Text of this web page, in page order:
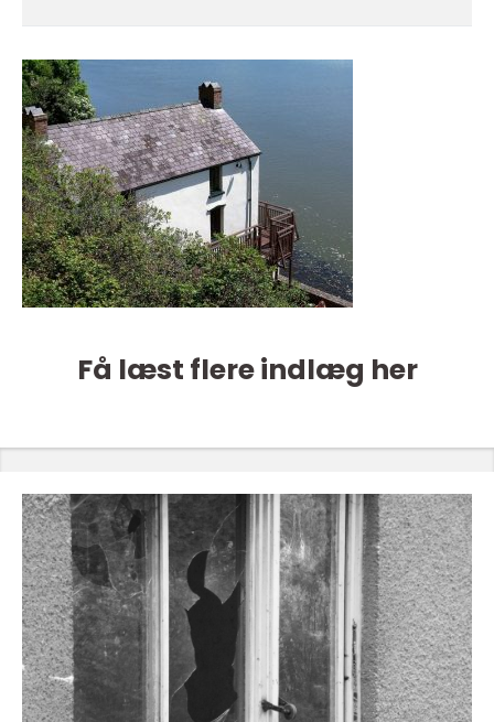
Få læst flere indlæg her